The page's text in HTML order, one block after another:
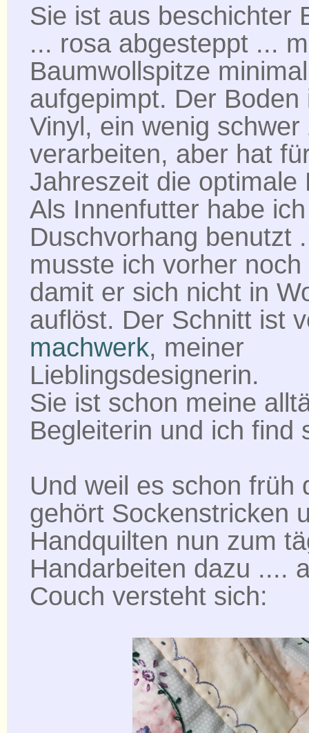
Sie ist aus beschichter
... rosa abgesteppt ...
Baumwollspitze minimal
aufgepimpt. Der Boden
Vinyl, ein wenig schwer
verarbeiten, aber hat
Jahreszeit die optimale
Als Innenfutter habe
Duschvorhang benutzt
musste ich vorher
damit er sich nicht in
auflöst. Der Schnitt ist
machwerk, meiner
Lieblingsdesignerin.
Sie ist schon meine
Begleiterin und ich find
Und weil es schon früh
gehört Sockenstricken
Handquilten nun zum
Handarbeiten dazu ....
Couch versteht sich: